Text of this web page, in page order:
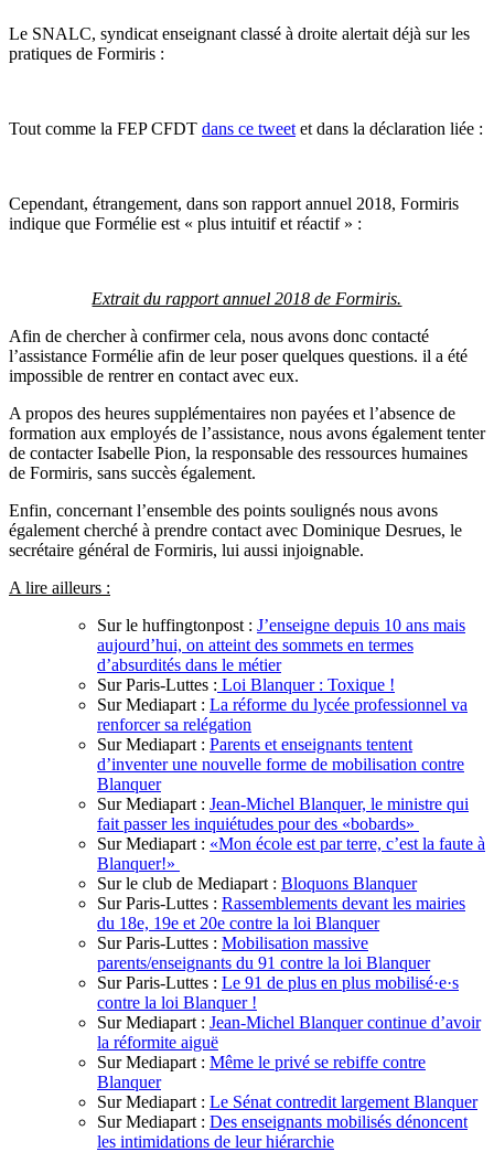
Le SNALC, syndicat enseignant classé à droite alertait déjà sur les
pratiques de Formiris :
Tout comme la FEP CFDT dans ce tweet et dans la déclaration liée :
Cependant, étrangement, dans son rapport annuel 2018, Formiris
indique que Formélie est « plus intuitif et réactif » :
Extrait du rapport annuel 2018 de Formiris.
Afin de chercher à confirmer cela, nous avons donc contacté
l’assistance Formélie afin de leur poser quelques questions. il a été
impossible de rentrer en contact avec eux.
A propos des heures supplémentaires non payées et l’absence de
formation aux employés de l’assistance, nous avons également tenter
de contacter Isabelle Pion, la responsable des ressources humaines
de Formiris, sans succès également.
Enfin, concernant l’ensemble des points soulignés nous avons
également cherché à prendre contact avec Dominique Desrues, le
secrétaire général de Formiris, lui aussi injoignable.
A lire ailleurs :
Sur le huffingtonpost : J’enseigne depuis 10 ans mais
aujourd’hui, on atteint des sommets en termes
d’absurdités dans le métier
Sur Paris-Luttes : Loi Blanquer : Toxique !
Sur Mediapart : La réforme du lycée professionnel va
renforcer sa relégation
Sur Mediapart : Parents et enseignants tentent
d’inventer une nouvelle forme de mobilisation contre
Blanquer
Sur Mediapart : Jean-Michel Blanquer, le ministre qui
fait passer les inquiétudes pour des «bobards»
Sur Mediapart : «Mon école est par terre, c’est la faute à
Blanquer!»
Sur le club de Mediapart : Bloquons Blanquer
Sur Paris-Luttes : Rassemblements devant les mairies
du 18e, 19e et 20e contre la loi Blanquer
Sur Paris-Luttes : Mobilisation massive
parents/enseignants du 91 contre la loi Blanquer
Sur Paris-Luttes : Le 91 de plus en plus mobilisé·e·s
contre la loi Blanquer !
Sur Mediapart : Jean-Michel Blanquer continue d’avoir
la réformite aiguë
Sur Mediapart : Même le privé se rebiffe contre
Blanquer
Sur Mediapart : Le Sénat contredit largement Blanquer
Sur Mediapart : Des enseignants mobilisés dénoncent
les intimidations de leur hiérarchie